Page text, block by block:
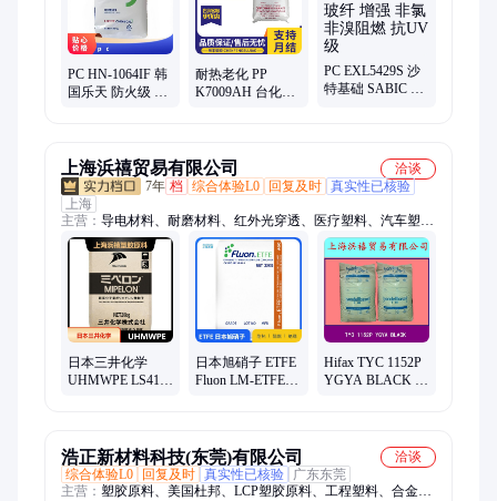
PC HN-1064IF 韩
国乐天 防火级 高
耐热老化 PP
K7009AH 台化
PC EXL5429S 沙
特基础 SABIC 玻
上海浜禧贸易有限公司
洽谈
7年 档 综合体验L0 回复及时 真实性已核验
上海
主营： 导电材料、耐磨材料、红外光穿透、医疗塑料、汽车塑
料、高温塑料、抗静电塑料、生物基塑料、PP、PE、ABS、
POM、PBT、PC、PA、PMMA、EVA、PEI、PPS、ETFE、
PTFE、POE
日本三井化学
UHMWPE LS4140
日本旭硝子 ETFE
Fluon LM-ETFE
Hifax TYC 1152P
YGYA BLACK 利
浩正新材料科技(东莞)有限公司
洽谈
综合体验L0
回复及时 真实性已核验
广东东莞
主营： 塑胶原料、美国杜邦、LCP塑胶原料、工程塑料、合金塑